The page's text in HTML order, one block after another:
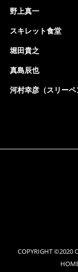
野上真一
スキレット食堂
堀田貴之
真島辰也
河村幸彦（スリーペ
COPYRIGHT ©2020